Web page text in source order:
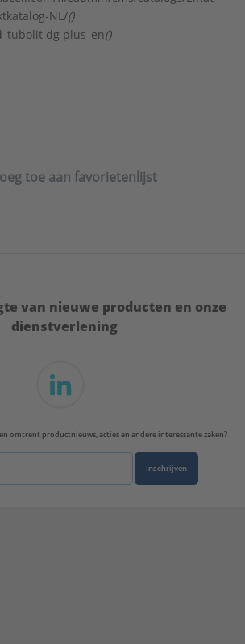
NL/()
dg plus_en()
toe aan favorietenlijst
van nieuwe producten en onze
dienstverlening
omtrent productnieuws, acties en andere interessante zaken?
Inschrijven